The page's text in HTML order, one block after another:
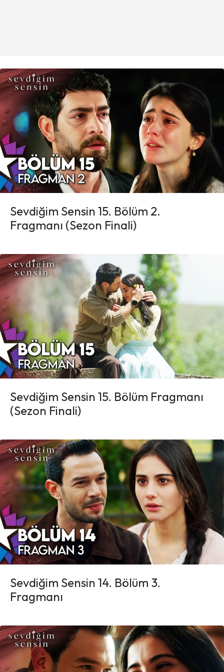
Sevdiğim Sensin 15. Bölüm 2.
Fragmanı (Sezon Finali)
Sevdiğim Sensin 15. Bölüm Fragmanı
(Sezon Finali)
Sevdiğim Sensin 14. Bölüm 3.
Fragmanı